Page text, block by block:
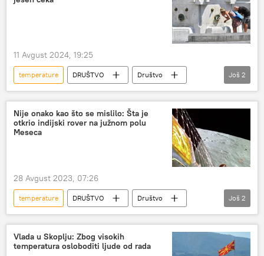
11 Avgust 2024, 19:25
temperature DRUŠTVO
Društvo
Srbija – društvo
RHMZ
Još 2
Nije onako kao što se mislilo: Šta je
otkrio indijski rover na južnom polu
Meseca
28 Avgust 2023, 07:26
temperature DRUŠTVO
Društvo
Mesec
Indija
Još 2
Vlada u Skoplju: Zbog visokih
temperatura osloboditi ljude od rada